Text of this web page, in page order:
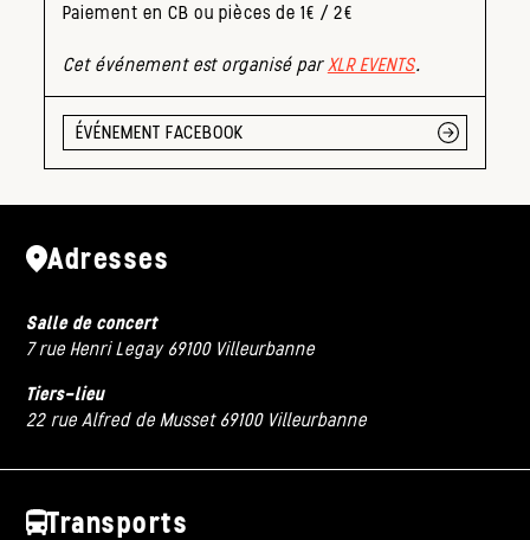
Paiement en CB ou pièces de 1€ / 2€
Cet événement est organisé parXLR EVENTS.
ÉVÉNEMENT FACEBOOK
Adresses
Salle de concert
7 rue Henri Legay 69100 Villeurbanne
Tiers-lieu
22 rue Alfred de Musset 69100 Villeurbanne
Transports